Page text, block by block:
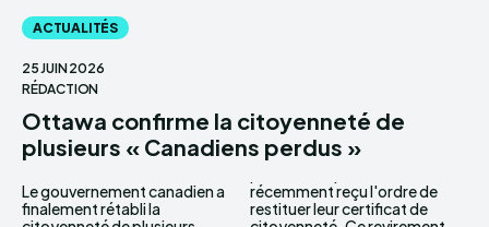
ACTUALITÉS
25 JUIN 2026
RÉDACTION
Ottawa confirme la citoyenneté de
plusieurs « Canadiens perdus »
Le gouvernement canadien a
finalement rétabli la
récemment reçu l'ordre de
restituer leur certificat de